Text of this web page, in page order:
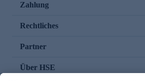
Zahlung
Rechtliches
Partner
Über HSE